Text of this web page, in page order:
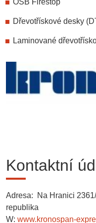
OSB Firestop
Dřevotřískové desky
Laminované
Kontaktní
Adresa: Na Hranici
republika
W: www.kronospan-